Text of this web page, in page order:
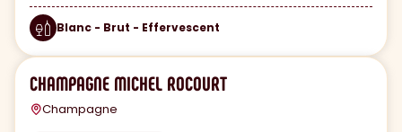
Blanc - Brut - Effervescent
CHAMPAGNE MICHEL ROCOURT
Champagne